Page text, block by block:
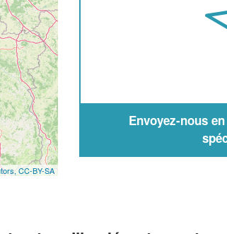
CC-BY-SA
Envoyez-nous